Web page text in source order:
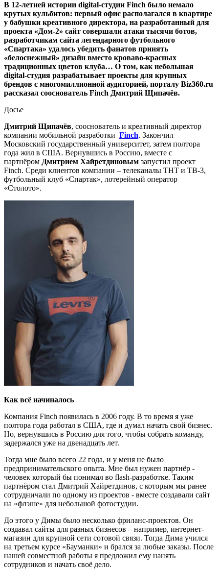
В 12-летней истории digital-студии Finch было немало
крутых кульбитов: первый офис располагался в квартире
у бабушки креативного директора, на разработанный для
проекта «Дом-2» сайт совершали атаки тысячи ботов,
разработчикам сайта легендарного футбольного
«Спартака» удалось убедить фанатов принять
«белоснежный» дизайн вместо кроваво-красных
традиционных цветов клуба… О том, как небольшая
digital-студия разрабатывает проекты для крупных
брендов с многомиллионной аудиторией, порталу Biz360.ru
рассказал сооснователь Finch Дмитрий Щипачёв.
Досье
Дмитрий Щипачёв, сооснователь и креативный директор
компании мобильной разработки Finch. Закончил
Московский государственный университет, затем полтора
года жил в США. Вернувшись в Россию, вместе с
партнёром Дмитрием Хайретдиновым запустил проект
Finch. Среди клиентов компании – телеканалы ТНТ и ТВ-3,
футбольный клуб «Спартак», лотерейный оператор
«Столото».
Как всё начиналось
Компания Finch появилась в 2006 году. В то время я уже
полтора года работал в США, где и думал начать свой бизнес.
Но, вернувшись в Россию для того, чтобы собрать команду,
задержался уже на двенадцать лет.
Тогда мне было всего 22 года, и у меня не было
предпринимательского опыта. Мне был нужен партнёр -
человек который бы понимал во flash-разработке. Таким
партнёром стал Дмитрий Хайретдинов, с которым мы ранее
сотрудничали по одному из проектов - вместе создавали сайт
на «флэше» для небольшой фотостудии.
До этого у Димы было несколько фриланс-проектов. Он
создавал сайты для разных бизнесов – например, интернет-
магазин для крупной сети сотовой связи. Тогда Дима учился
на третьем курсе «Бауманки» и брался за любые заказы. После
нашей совместной работы я предложил ему нанять
сотрудников и начать своё дело.